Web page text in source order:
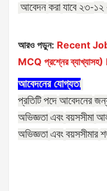
আবেদন করা যাবে ২৩-১২
আরও পড়ুন: Recent
MCQ প্রশ্নের
আবেদনের যোগ্যতা
প্রতিটি পদে আবেদনের
অভিজ্ঞতা এবং বয়সসীমা
অভিজ্ঞতা এবং বয়সসীমার